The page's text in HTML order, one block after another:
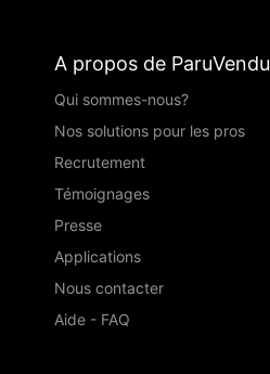
A propos de ParuVendu
Qui sommes-nous?
Nos solutions pour les pros
Recrutement
Témoignages
Presse
Applications
Nous contacter
Aide - FAQ